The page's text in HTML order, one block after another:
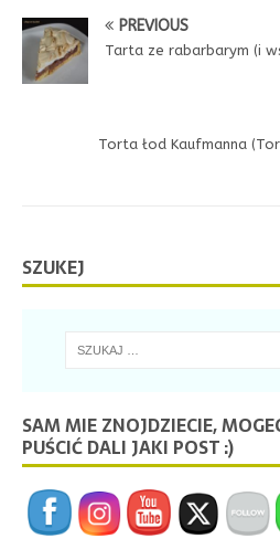
PREVIOUS
Tarta ze rabarbarym (i
Torta łod Kaufmanna
SZUKEJ
SAM MIE ZNOJDZIECIE,
PUŚCIĆ DALI JAKI POST :)